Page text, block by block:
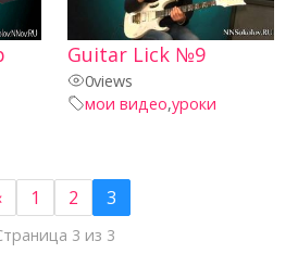
Guitar Lick №9
0views
мои видео,уроки
1 2 3
3 из 3